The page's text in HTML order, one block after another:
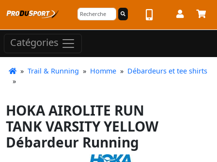
Catégories
» Trail & Running » Homme » Débardeurs et tee shirts
»
HOKA AIROLITE RUN
TANK VARSITY YELLOW
Débardeur Running